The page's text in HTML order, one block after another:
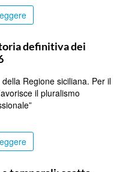
definitiva dei
Regione siciliana. Per il
il pluralismo